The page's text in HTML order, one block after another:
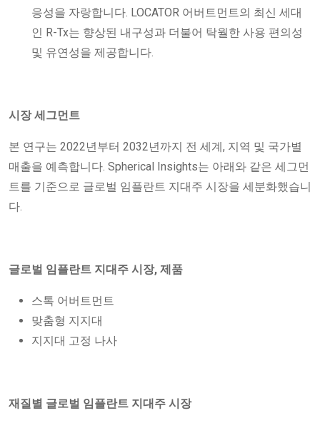
응성을 자랑합니다. LOCATOR 어버트먼트의 최신 세대
인 R-Tx는 향상된 내구성과 더불어 탁월한 사용 편의성
및 유연성을 제공합니다.
시장 세그먼트
본 연구는 2022년부터 2032년까지 전 세계, 지역 및 국가별
매출을 예측합니다. Spherical Insights는 아래와 같은 세그먼
트를 기준으로 글로벌 임플란트 지대주 시장을 세분화했습니
다.
글로벌 임플란트 지대주 시장, 제품
스톡 어버트먼트
맞춤형 지지대
지지대 고정 나사
재질별 글로벌 임플란트 지대주 시장